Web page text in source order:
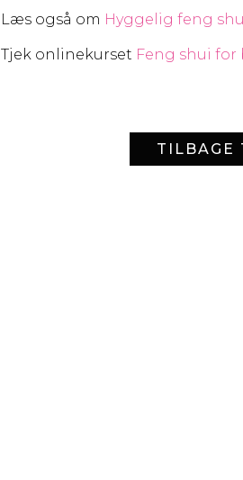
Læs også om Hyggelig feng
Tjek onlinekurset Feng shui for
TILBAGE